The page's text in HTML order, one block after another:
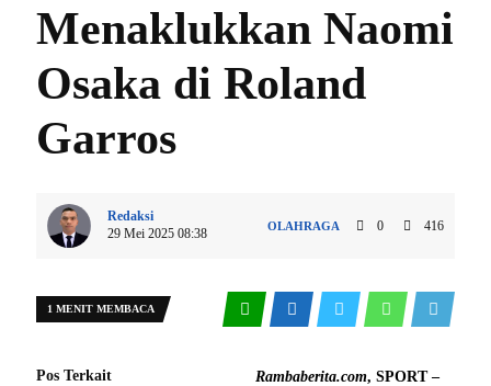
Menaklukkan Naomi
Osaka di Roland
Garros
Redaksi
29 Mei 2025 08:38
OLAHRAGA 0 416
1 MENIT MEMBACA
Rambaberita.com, SPORT –
Pos Terkait